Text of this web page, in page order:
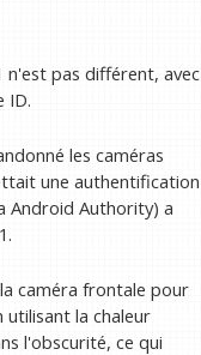
n'est pas différent, avec
ID.
les caméras
une authentification
Android Authority) a
caméra frontale pour
la chaleur
l'obscurité, ce qui